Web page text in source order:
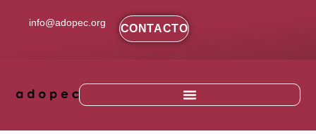
info@adopec.org CONTACTO